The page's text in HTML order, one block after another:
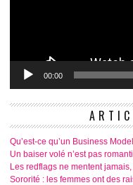
00:00
Qu’est-ce qu’un Business
Un baiser volé n’est pas
Les redflags ne mentent
Sororité : les femmes ont des